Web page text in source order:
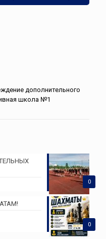
дополнительного
школа №1
0
0